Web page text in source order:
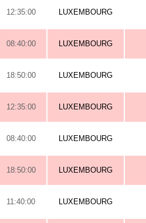
12:35:00 LUXEMBOURG
08:40:00 LUXEMBOURG
18:50:00 LUXEMBOURG
12:35:00 LUXEMBOURG
08:40:00 LUXEMBOURG
18:50:00 LUXEMBOURG
11:40:00 LUXEMBOURG